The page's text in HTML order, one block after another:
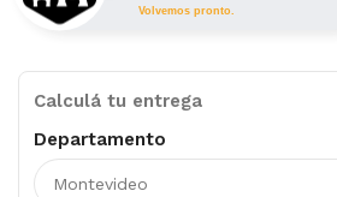
Volvemos pronto.
Calculá tu entrega
Departamento